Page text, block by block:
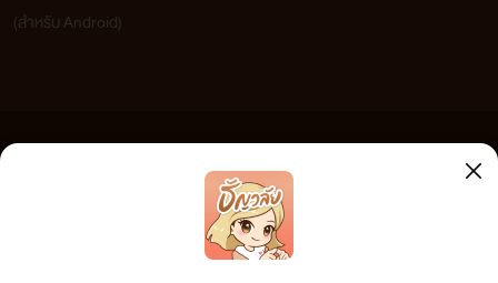
(สำหรับ Android)
เว็บไซต์แห่งนี้ไม่ได้เห็นด้วยและไม่ขอรับผิดชอบต่อข้อความใดๆ ทั้งสิ้น ดังนั้นผู้อ่านทุกท่านโปรดใช้
วิจารณญาณในการกลั่นกรองด้วยตนเอง และหากท่านพบข้อความใดๆ ที่ขัดต่อกฎหมายและศีลธรรม
กรุณาแจ้งมาที่ tunwalai@ookbee.com เพื่อทีมงานจะได้ดำเนินการในทันที ทั้งนี้ ทางเว็บไซต์ขอสงวน
ลิขสิทธิ์ตามพระราชบัญญัติลิขสิทธิ์ (ฉบับเพิ่มเติม) พ.ศ.2558